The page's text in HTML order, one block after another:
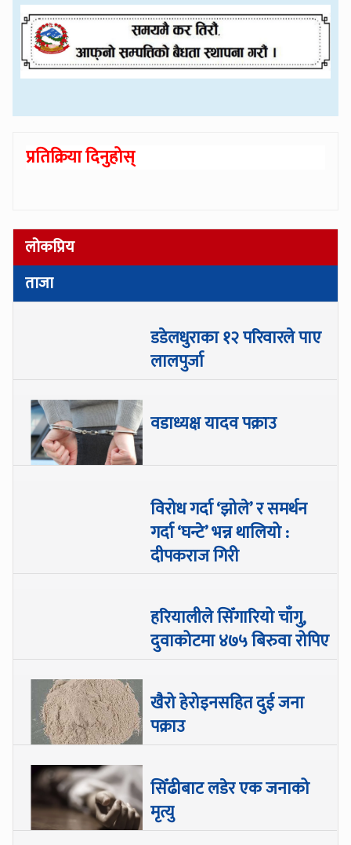
प्रतिक्रिया दिनुहोस्
लोकप्रिय
ताजा
डडेलधुराका १२ परिवारले पाए
लालपुर्जा
वडाध्यक्ष यादव पक्राउ
विरोध गर्दा ‘झोले’ र समर्थन
गर्दा ‘घन्टे’ भन्न थालियो :
दीपकराज गिरी
हरियालीले सिँगारियो चाँगु,
दुवाकोटमा ४७५ बिरुवा रोपिए
खैरो हेरोइनसहित दुई जना
पक्राउ
सिँढीबाट लडेर एक जनाको
मृत्यु